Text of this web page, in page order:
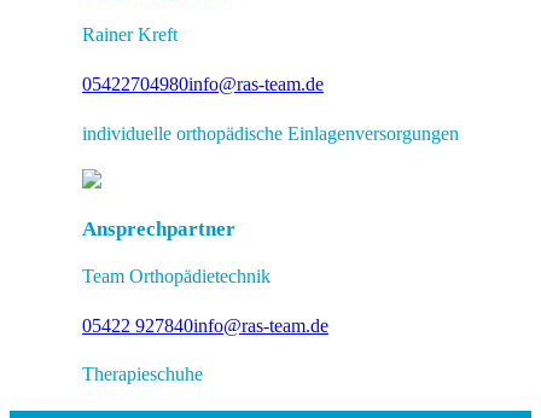
Rainer Kreft
05422704980info@ras-team.de
individuelle orthopädische Einlagenversorgungen
Ansprechpartner
Team Orthopädietechnik
05422 927840info@ras-team.de
Therapieschuhe